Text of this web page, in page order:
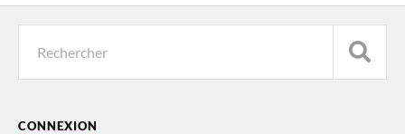
CONNEXION